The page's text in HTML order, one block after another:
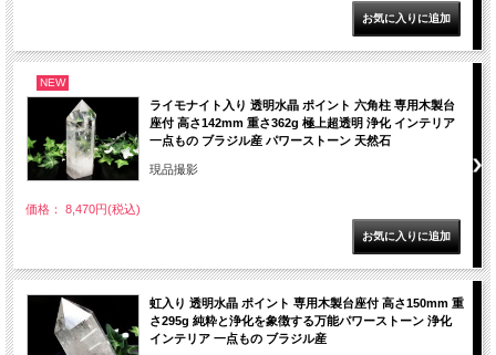
NEW
ライモナイト入り 透明水晶 ポイント 六角柱 専用木製台
座付 高さ142mm 重さ362g 極上超透明 浄化 インテリア
一点もの ブラジル産 パワーストーン 天然石
現品撮影
価格： 8,470円(税込)
虹入り 透明水晶 ポイント 専用木製台座付 高さ150mm 重
さ295g 純粋と浄化を象徴する万能パワーストーン 浄化
インテリア 一点もの ブラジル産